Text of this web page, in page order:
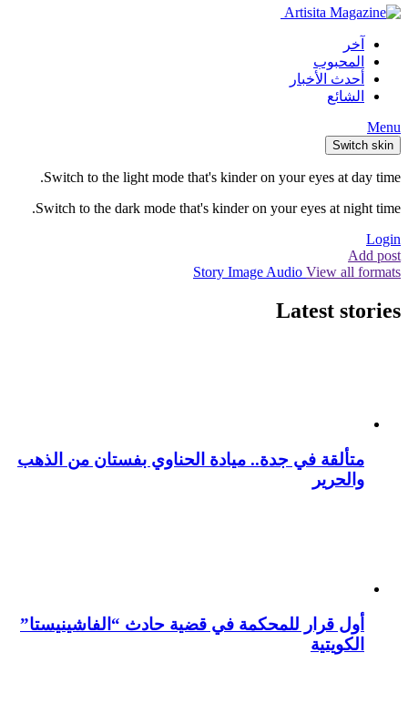
آخر
المحبوب
أحدث الأخبار
الشائع
Menu
Switch skin
Switch to the light mode that's kinder on your eyes at day time.
Switch to the dark mode that's kinder on your eyes at night time.
Login
Add post
Story Image Audio View all formats
Latest stories
متألقة في جدة.. ميادة الحناوي بفستان من الذهب
والحرير
أول قرار للمحكمة في قضية حادث “الفاشينيستا”
الكويتية